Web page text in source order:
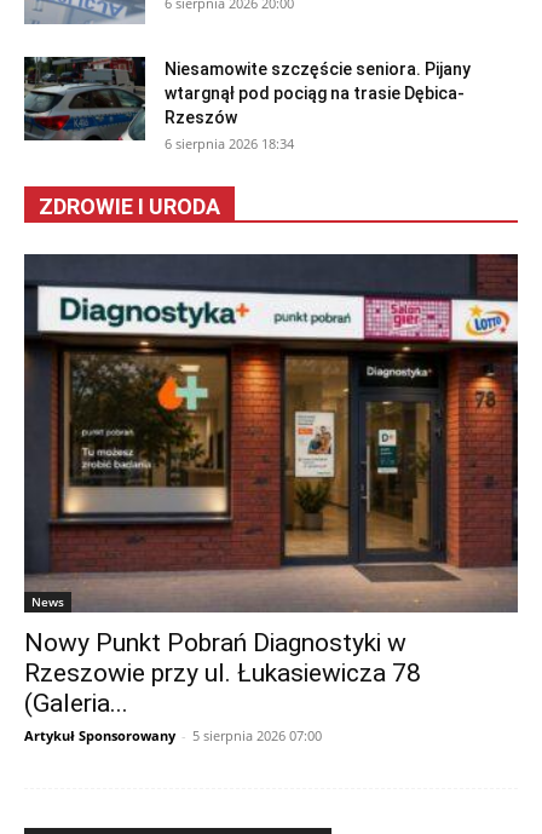
Niesamowite szczęście seniora. Pijany
wtargnął pod pociąg na trasie Dębica-
Rzeszów
6 sierpnia 2026 18:34
ZDROWIE I URODA
News
Nowy Punkt Pobrań Diagnostyki w
Rzeszowie przy ul. Łukasiewicza 78
(Galeria...
Artykuł Sponsorowany - 5 sierpnia 2026 07:00